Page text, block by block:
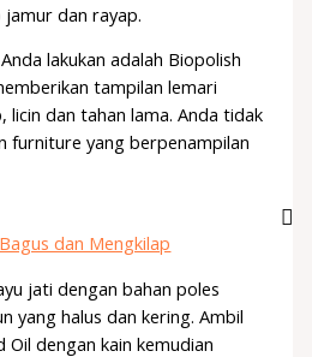
dan rayap.
lakukan adalah Biopolish
tampilan lemari
licin dan tahan lama. Anda tidak
furniture yang berpenampilan
dan Mengkilap
jati dengan bahan poles
yang halus dan kering. Ambil
Oil dengan kain kemudian